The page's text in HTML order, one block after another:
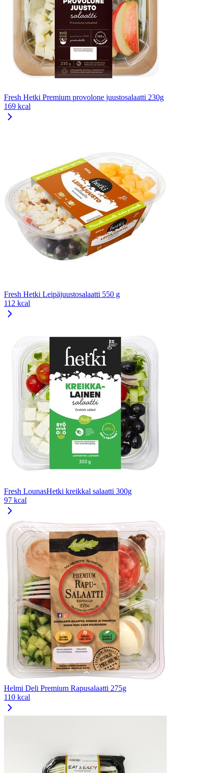
Fresh Hetki Premium provolone juustosalaatti 230g
169 kcal
Fresh Hetki Leipäjuustosalaatti 550 g
112 kcal
Fresh LounasHetki kreikkal salaatti 300g
97 kcal
Helmi Deli Premium Rapusalaatti 275g
110 kcal